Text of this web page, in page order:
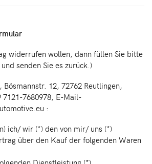
widerrufen wollen, dann füllen Sie bitte
senden Sie es zurück.)
Bösmannstr. 12, 72762 Reutlingen,
7680978, E-Mail-
:
ich/ wir (*) den von mir/ uns (*)
über den Kauf der folgenden Waren